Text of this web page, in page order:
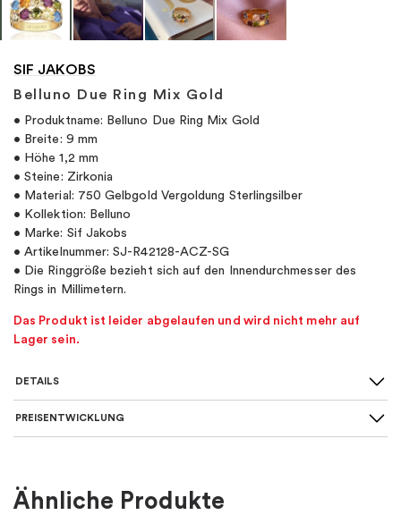
SIF JAKOBS
Belluno Due Ring Mix Gold
• Produktname: Belluno Due Ring Mix Gold
• Breite: 9 mm
• Höhe 1,2 mm
• Steine: Zirkonia
• Material: 750 Gelbgold Vergoldung Sterlingsilber
• Kollektion: Belluno
• Marke: Sif Jakobs
• Artikelnummer: SJ-R42128-ACZ-SG
• Die Ringgröße bezieht sich auf den Innendurchmesser des
Rings in Millimetern.
Das Produkt ist leider abgelaufen und wird nicht mehr auf
Lager sein.
DETAILS
Für wen:
PREISENTWICKLUNG
Ähnliche Produkte